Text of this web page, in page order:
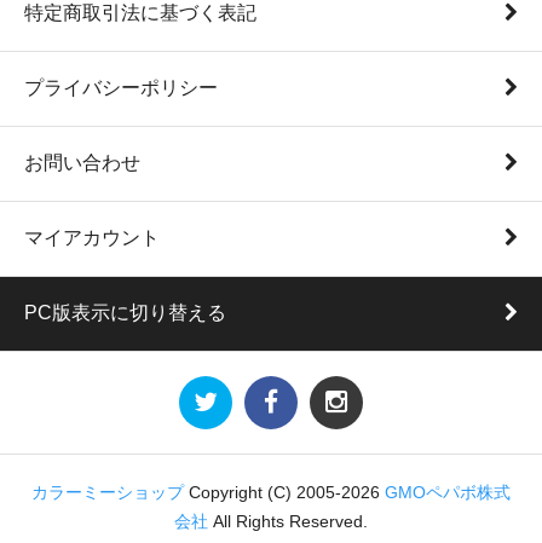
特定商取引法に基づく表記
プライバシーポリシー
お問い合わせ
マイアカウント
PC版表示に切り替える
カラーミーショップ Copyright (C) 2005-2026 GMOペパボ株式
会社 All Rights Reserved.